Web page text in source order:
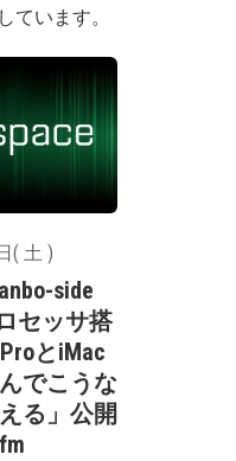
ています。
( 土 )
side
セッサ搭
とiMac
でこうな
る」公開